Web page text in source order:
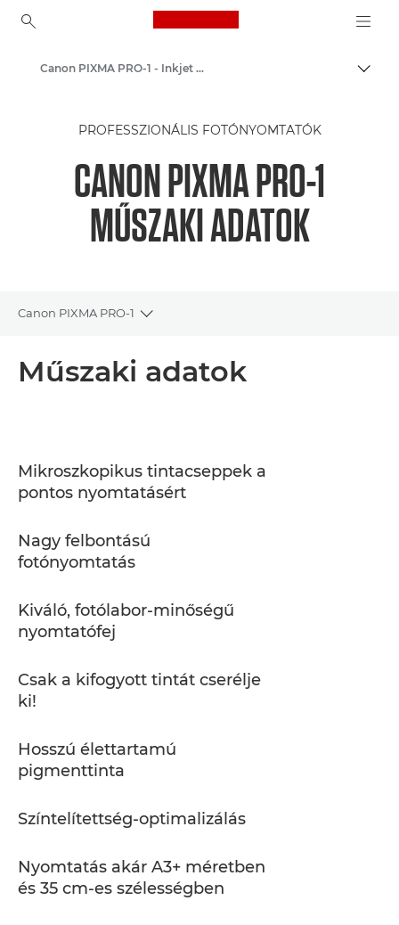
Canon Logo, back to
Canon nyomtatók
Canon PIXMA PRO-1 - Inkjet Photo Printers
PROFESSZIONÁLIS FOTÓNYOMTATÓK
CANON PIXMA PRO-1
MŰSZAKI ADATOK
Canon PIXMA PRO-1
Toggle breadcrumbs
Műszaki adatok
Mikroszkopikus tintacseppek a
pontos nyomtatásért
Nagy felbontású
fotónyomtatás
Kiváló, fotólabor-minőségű
nyomtatófej
Csak a kifogyott tintát cserélje
ki!
Hosszú élettartamú
pigmenttinta
Színtelítettség-optimalizálás
Nyomtatás akár A3+ méretben
és 35 cm-es szélességben